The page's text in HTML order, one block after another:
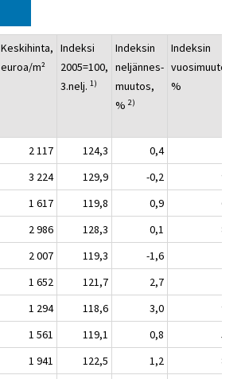
Keskihinta,
euroa/m²
Indeksi
2005=100,
3.nelj. 1)
Indeksin
neljännes-
muutos,
% 2)
Indeksin
vuosimuutos,
%
2 117 124,3 0,4
3 224 129,9 -0,2
9,2
1 617 119,8 0,9
6,7
2 986 128,3 0,1
8,9
2 007 119,3 -1,6
1 652 121,7 2,7
1 294 118,6 3,0
9,8
1 561 119,1 0,8
5,9
1 941 122,5 1,2
8,0